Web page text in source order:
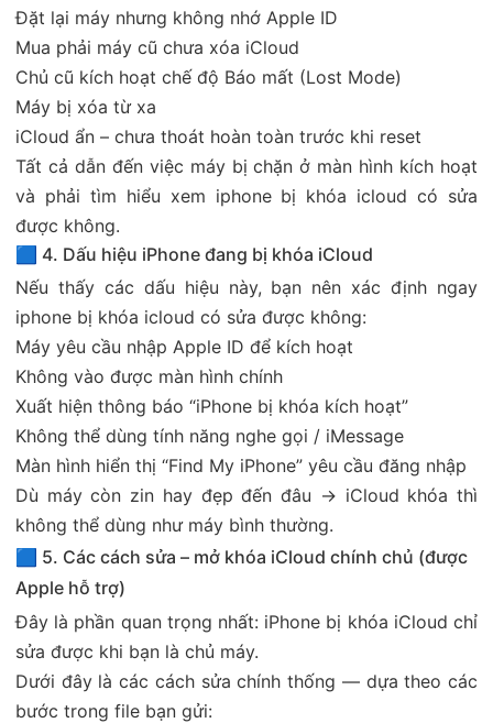
Đặt lại máy nhưng không nhớ Apple ID
Mua phải máy cũ chưa xóa iCloud
Chủ cũ kích hoạt chế độ Báo mất (Lost Mode)
Máy bị xóa từ xa
iCloud ẩn – chưa thoát hoàn toàn trước khi reset
Tất cả dẫn đến việc máy bị chặn ở màn hình kích hoạt
và phải tìm hiểu xem iphone bị khóa icloud có sửa
được không.
🟦 4. Dấu hiệu iPhone đang bị khóa iCloud
Nếu thấy các dấu hiệu này, bạn nên xác định ngay
iphone bị khóa icloud có sửa được không:
Máy yêu cầu nhập Apple ID để kích hoạt
Không vào được màn hình chính
Xuất hiện thông báo “iPhone bị khóa kích hoạt”
Không thể dùng tính năng nghe gọi / iMessage
Màn hình hiển thị “Find My iPhone” yêu cầu đăng nhập
Dù máy còn zin hay đẹp đến đâu → iCloud khóa thì
không thể dùng như máy bình thường.
🟦 5. Các cách sửa – mở khóa iCloud chính chủ (được
Apple hỗ trợ)
Đây là phần quan trọng nhất: iPhone bị khóa iCloud chỉ
sửa được khi bạn là chủ máy.
Dưới đây là các cách sửa chính thống — dựa theo các
bước trong file bạn gửi: